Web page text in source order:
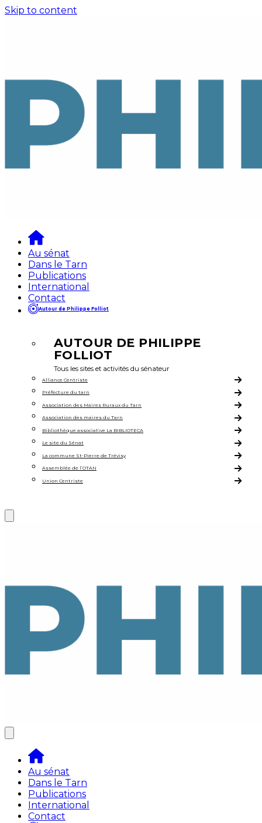
Skip to content
Au sénat
Dans le Tarn
Publications
International
Contact
Autour de Philippe Folliot
AUTOUR DE PHILIPPE
FOLLIOT
Tous les sites et activités du sénateur
Alliance Centriste
Préfecture du tarn
Association des Maires Ruraux du Tarn
Association des maires du Tarn
Bibliothèque associative La BIBLIOTECA
Le site du Sénat
La commune St-Pierre de Trévisy
Assemblée de l’OTAN
Union Centriste
Au sénat
Dans le Tarn
Publications
International
Contact